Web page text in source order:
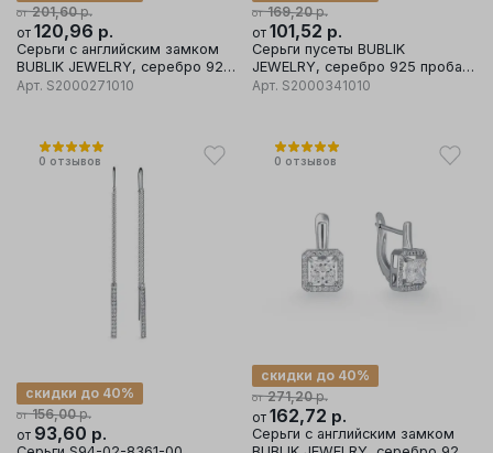
от 201,60р.
от 120,96 р.
Серьги с английским замком
BUBLIK JEWELRY, серебро 925
проба, вставка фианит
Арт. S2000271010
от 169,20р.
от 101,52 р.
Серьги пусеты BUBLIK
JEWELRY, серебро 925 проба,
вставка фианит
Арт. S2000341010
0 отзывов
от 156,00р.
скидки до 40%
от 93,60 р.
0 отзывов
от 271,20р.
скидки до 40%
от 162,72 р.
Серьги с английским замком